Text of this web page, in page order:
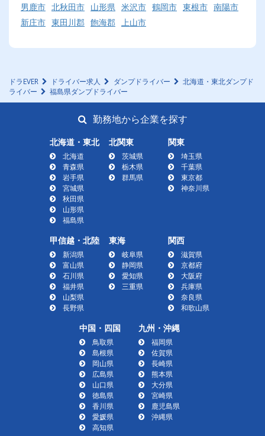
男鹿市 北秋田市 山形県 米沢市 鶴岡市 東根市 南陽市
新庄市 東田川郡 飽海郡 上山市
ドラEVER ドライバー求人 ダンプドライバー
北海道・東北ダンプド
ライバー
福島県ダンプドライバー
勤務地から企業を探す
北海道・東北
北海道
青森県
岩手県
宮城県
秋田県
山形県
福島県
北関東
茨城県
栃木県
群馬県
関東
埼玉県
千葉県
東京都
神奈川県
甲信越・北陸
新潟県
富山県
石川県
福井県
山梨県
長野県
東海
岐阜県
静岡県
愛知県
三重県
関西
滋賀県
京都府
大阪府
兵庫県
奈良県
和歌山県
中国・四国
鳥取県
島根県
岡山県
広島県
山口県
徳島県
香川県
愛媛県
高知県
九州・沖縄
福岡県
佐賀県
長崎県
熊本県
大分県
宮崎県
鹿児島県
沖縄県